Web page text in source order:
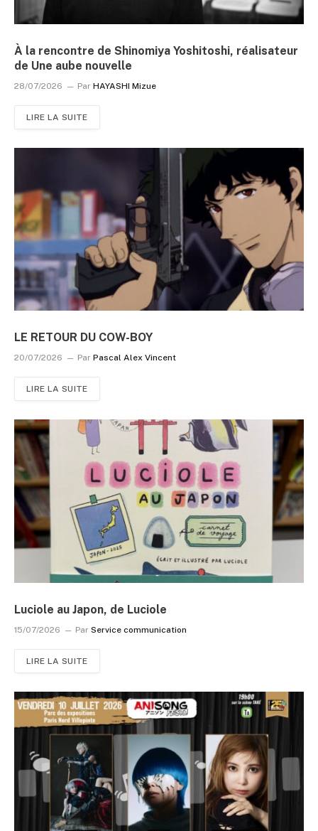
À la rencontre de Shinomiya Yoshitoshi, réalisateur
de Une aube nouvelle
28/07/2026 Par HAYASHI Mizue
LIRE LA SUITE
LE RETOUR DU COW-BOY
20/07/2026 Par Pascal Alex Vincent
LIRE LA SUITE
Luciole au Japon, de Luciole
15/07/2026 Par Service communication
LIRE LA SUITE